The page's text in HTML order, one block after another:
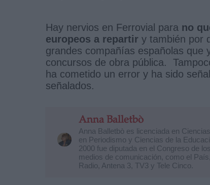
Hay nervios en Ferrovial para no
europeos a repartir y también por
grandes compañías españolas que
concursos de obra pública.
ha cometido un error y ha sido
señalados.
Anna Balletbò
Anna Balletbò es licenciada en
en Periodismo y Ciencias de la
2000 fue diputada en el Congreso de
medios de comunicación, como el
Radio, Antena 3, TV3 y Tele Cinco.